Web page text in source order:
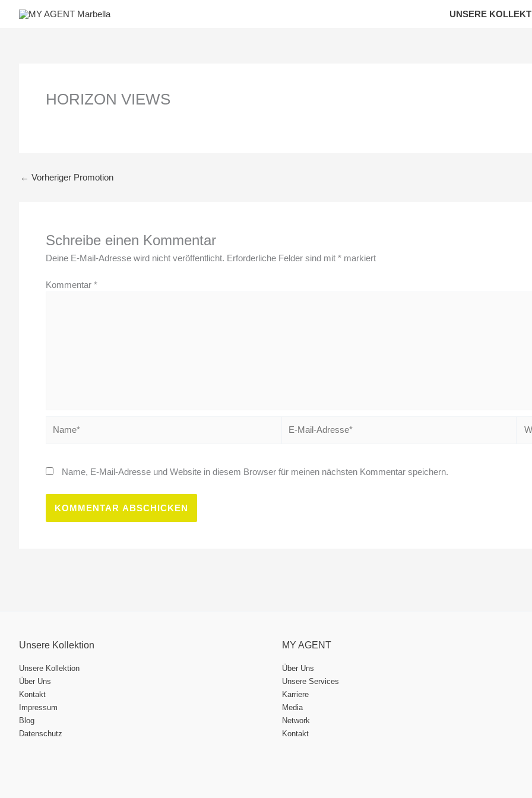
Inhalt
UNSERE
HORIZON VIEWS
← Vorheriger Promotion
Schreibe einen Kommentar
Deine E-Mail-Adresse wird nicht veröffentlicht. Erforderliche Felder sind mit * markiert
Kommentar *
Mail-
Name, E-Mail-Adresse und Website in diesem Browser für meinen nächsten Kommentar speichern.
Unsere Kollektion
Unsere Kollektion
Über Uns
Kontakt
Impressum
Blog
Datenschutz
MY AGENT
Über Uns
Unsere Services
Karriere
Media
Network
Kontakt